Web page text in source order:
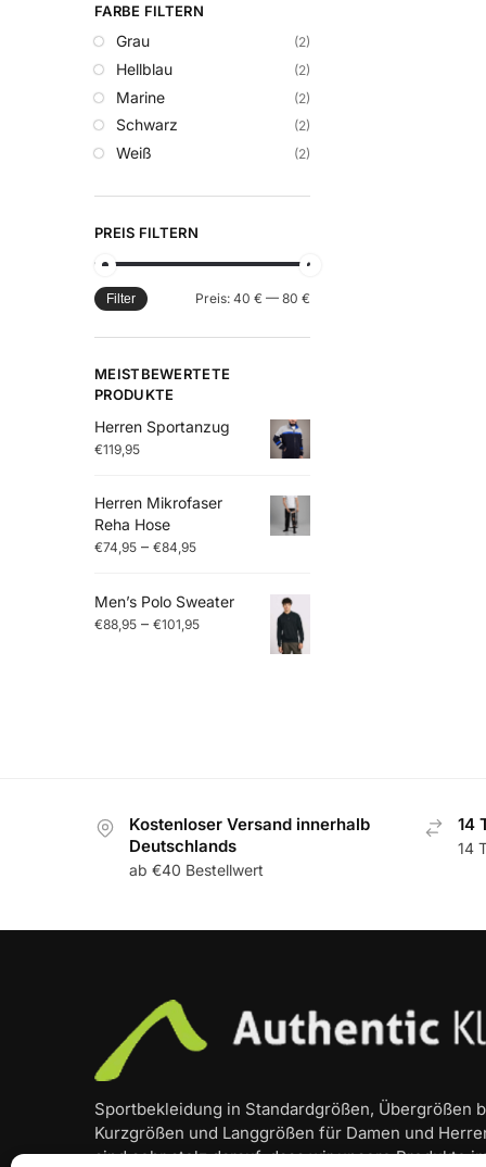
FARBE FILTERN
Grau (2)
Hellblau (2)
Marine (2)
Schwarz (2)
Weiß (2)
PREIS FILTERN
Filter Preis: 40 € — 80 €
MEISTBEWERTETE
PRODUKTE
Herren Sportanzug
€119,95
Herren Mikrofaser
Reha Hose
€74,95 – €84,95
Men’s Polo Sweater
€88,95 – €101,95
Kostenloser Versand innerhalb
Deutschlands
ab €40 Bestellwert
14
14
Sportbekleidung in Standardgrößen, Übergrößen
Kurzgrößen und Langgrößen für Damen und
sind sehr stolz darauf, dass wir unsere Produkte